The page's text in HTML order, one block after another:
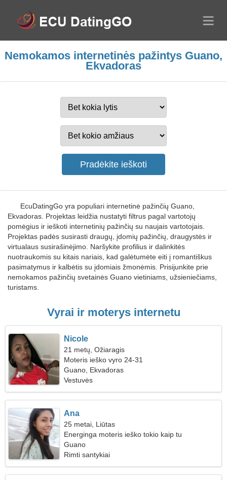
Nemokamos internetinės pažintys Guano,
Ekvadoras
EcuDatingGo yra populiari internetinė pažinčių Guano,
Ekvadoras. Projektas leidžia nustatyti filtrus pagal vartotojų
pomėgius ir ieškoti internetinių pažinčių su naujais vartotojais.
Projektas padės susirasti draugų, įdomių pažinčių, draugystės ir
virtualaus susirašinėjimo. Naršykite profilius ir dalinkitės
nuotraukomis su kitais nariais, kad galėtumėte eiti į romantiškus
pasimatymus ir kalbėtis su įdomiais žmonėmis. Prisijunkite prie
nemokamos pažinčių svetainės Guano vietiniams, užsieniečiams,
turistams.
Vyrai ir moterys internetu
Nicole
21 metų, Ožiaragis
Moteris ieško vyro 24-31
Guano, Ekvadoras
Vestuvės
Ana
25 metai, Liūtas
Energinga moteris ieško tokio kaip tu
Guano
Rimti santykiai